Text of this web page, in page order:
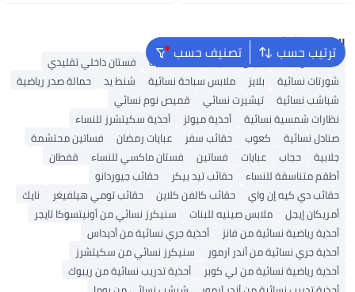
ترتيب حسب تصنيف حسب البحث الشائع
شنط ألدو شنط جيس نسائية شنط نسائية
فستان داخلي تقليدي
شورتات نسائية
بلايز ملابس سباحة نسائية شنط يد
حمالة صدر رياضية
شباشب نسائية
تيشيرت نسائي
قميص نوم نسائي
نظارات شمسية نسائية
أحذية ميولز
أحذية سكيتشرز للنساء
صنادل نسائية
كعوب حقائب سفر عبايات رمضان
فساتين محتشمة
جلابية
حجاب عبايات فساتين فستان ماكسي للنساء
قفطان
أطقم متناسقة للنساء
حقائب تيد بيكر
حقائب جيوردانو
حقائب دي كيه إن واي
حقائب كالفن كلاين حقائب تومي هيلفيغر
نايك
أمريكان إيجل
ملابس صينيه للبنات
سنيكرز نسائي من أونيتسوكا تايجر
أحذية رياضية نسائية من فانز
أحذية جري نسائية من أديداس
أحذية جري نسائية من أندر آرمور
سنيكرز نسائي من سكيتشرز
أحذية رياضية نسائية من لي كوبر
أحذية تدريب نسائية من ريبوك